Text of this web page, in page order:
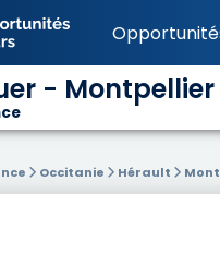
- Montpellier
Occitanie Hérault